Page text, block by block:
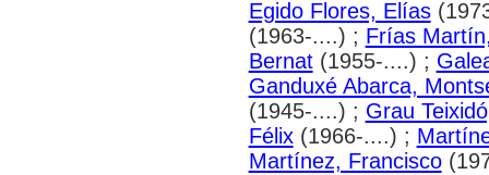
Egido Flores, Elías
(1963-....) ; Frías
Bernat(1955-....) ;
Ganduxé Abarca,
(1945-....) ; Grau
Félix(1966-....) ;
Martínez, Francisco